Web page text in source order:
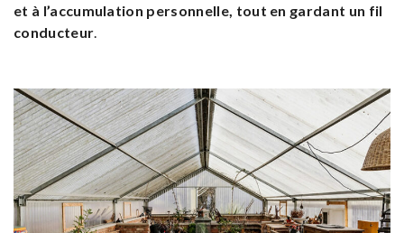
et à l’accumulation personnelle, tout en gardant un fil
conducteur.